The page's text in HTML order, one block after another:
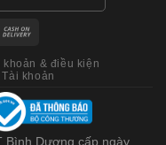
& điều kiện
Tài khoản
Bình Dương cấp ngày